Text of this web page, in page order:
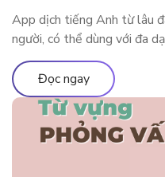
App dịch tiếng Anh từ lâu
người, có thể dùng với đa
lịch, học tập,… Cùng tìm
và phổ biến nhất tại đây
dụng app […]
Đọc ngay